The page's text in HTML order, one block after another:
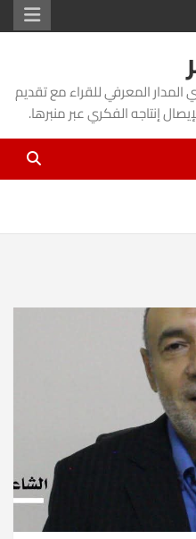
المعرفي للقراء مع تقديم
إنتاجه الفكري عبر منبرها.